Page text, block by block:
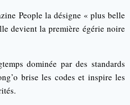
People la désigne « plus belle
devient la première égérie noire
dominée par des standards
brise les codes et inspire les